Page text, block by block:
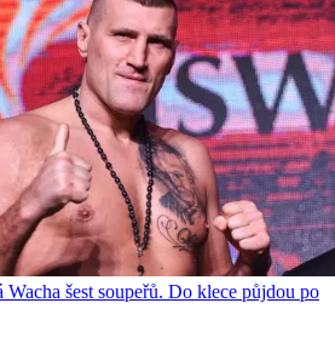
šest soupeřů. Do klece půjdou po